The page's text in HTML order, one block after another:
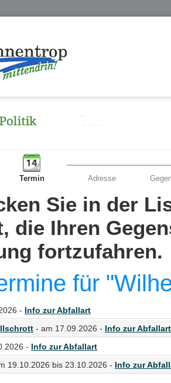
Termin Adresse
Sie in der
die Ihren
fortzufahren.
für
- Info zur Abfallart
- am 17.09.2026 - Info zur Abfallart
- Info zur Abfallart
19.10.2026 bis 23.10.2026 - Info zur